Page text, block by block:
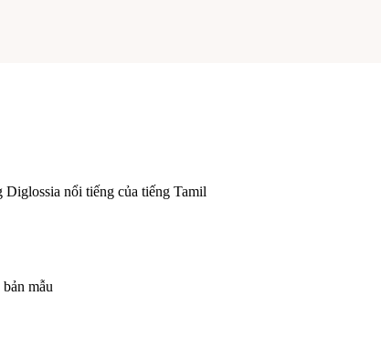
nổi tiếng của tiếng Tamil
mẫu